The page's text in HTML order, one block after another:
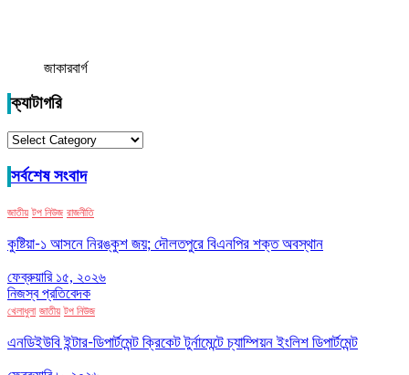
জাকারবার্গ
ক্যাটাগরি
ক্যাটাগরি
সর্বশেষ সংবাদ
জাতীয় টপ নিউজ রাজনীতি
কুষ্টিয়া-১ আসনে নিরঙ্কুশ জয়; দৌলতপুরে বিএনপির শক্ত অবস্থান
ফেব্রুয়ারি ১৫, ২০২৬
নিজস্ব প্রতিবেদক
খেলাধুলা জাতীয় টপ নিউজ
এনডিইউবি ইন্টার-ডিপার্টমেন্ট ক্রিকেট টুর্নামেন্টে চ্যাম্পিয়ন ইংলিশ ডিপার্টমেন্ট